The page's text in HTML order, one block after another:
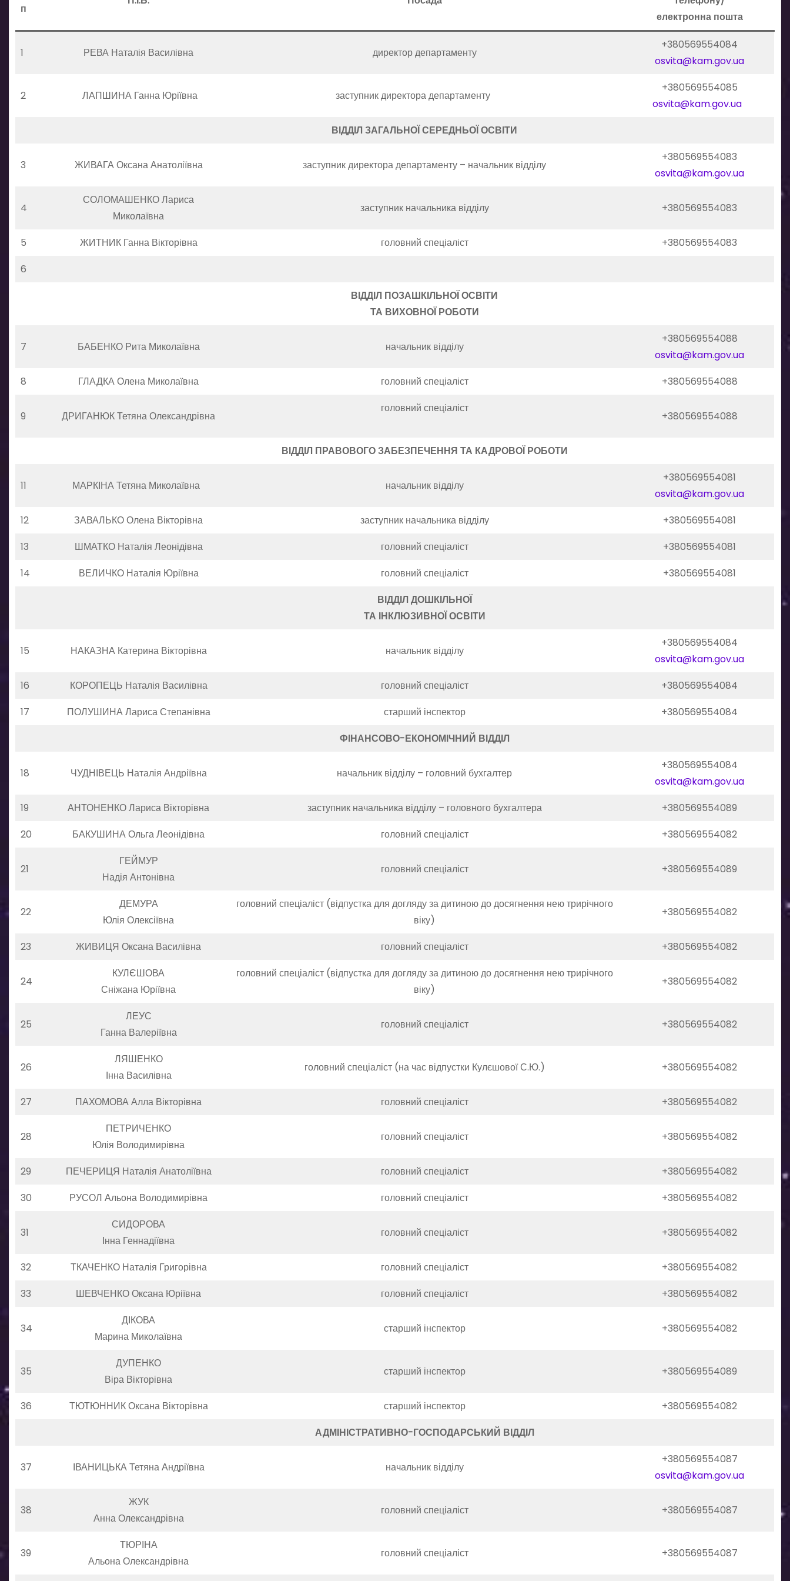
п
електронна пошта
1 РЕВА Наталія Василівна директор департаменту
+380569554084
osvita@kam.gov.ua
2 ЛАПШИНА Ганна Юріївна заступник директора департаменту
+380569554085
osvita@kam.gov.ua
ВІДДІЛ ЗАГАЛЬНОЇ СЕРЕДНЬОЇ ОСВІТИ
3 ЖИВАГА Оксана Анатоліївна заступник директора департаменту – начальник відділу
+380569554083
osvita@kam.gov.ua
4
СОЛОМАШЕНКО Лариса
Миколаївна
заступник начальника відділу +380569554083
5 ЖИТНИК Ганна Вікторівна головний спеціаліст
+380569554083
6
ВІДДІЛ ПОЗАШКІЛЬНОЇ ОСВІТИ
ТА ВИХОВНОЇ РОБОТИ
7 БАБЕНКО Рита Миколаївна начальник відділу
+380569554088
osvita@kam.gov.ua
8
ГЛАДКА Олена Миколаївна головний спеціаліст +380569554088
9 ДРИГАНЮК Тетяна Олександрівна
головний спеціаліст
+380569554088
ВІДДІЛ ПРАВОВОГО ЗАБЕЗПЕЧЕННЯ ТА КАДРОВОЇ РОБОТИ
11 МАРКІНА Тетяна Миколаївна начальник відділу
+380569554081
osvita@kam.gov.ua
12
ЗАВАЛЬКО Олена Вікторівна заступник начальника відділу
+380569554081
13
ШМАТКО Наталія Леонідівна головний спеціаліст
+380569554081
14
ВЕЛИЧКО Наталія Юріївна головний спеціаліст
+380569554081
ВІДДІЛ ДОШКІЛЬНОЇ
ТА ІНКЛЮЗИВНОЇ ОСВІТИ
15 НАКАЗНА Катерина Вікторівна начальник відділу
+380569554084
osvita@kam.gov.ua
16
КОРОПЕЦЬ Наталія Василівна головний спеціаліст
+380569554084
17
ПОЛУШИНА Лариса Степанівна старший інспектор
+380569554084
ФІНАНСОВО-ЕКОНОМІЧНИЙ ВІДДІЛ
18 ЧУДНІВЕЦЬ Наталія Андріївна начальник відділу – головний бухгалтер
+380569554084
osvita@kam.gov.ua
19
АНТОНЕНКО Лариса Вікторівна заступник начальника відділу – головного бухгалтера
+380569554089
20
БАКУШИНА Ольга Леонідівна головний спеціаліст +380569554082
21
ГЕЙМУР
Надія Антонівна
головний спеціаліст +380569554089
22
ДЕМУРА
Юлія Олексіївна
головний спеціаліст (відпустка для догляду за дитиною до досягнення нею трирічного
віку)
+380569554082
23 ЖИВИЦЯ Оксана Василівна головний спеціаліст +380569554082
24
КУЛЄШОВА
Сніжана Юріївна
головний спеціаліст (відпустка для догляду за дитиною до досягнення нею трирічного
віку)
+380569554082
25
ЛЕУС
Ганна Валеріївна
головний спеціаліст +380569554082
26
ЛЯШЕНКО
Інна Василівна
головний спеціаліст (на час відпустки Кулєшової С.Ю.) +380569554082
27 ПАХОМОВА Алла Вікторівна головний спеціаліст +380569554082
28
ПЕТРИЧЕНКО
Юлія Володимирівна
головний спеціаліст +380569554082
29 ПЕЧЕРИЦЯ Наталія Анатоліївна головний спеціаліст
+380569554082
30
РУСОЛ Альона Володимирівна головний спеціаліст +380569554082
31
СИДОРОВА
Інна Геннадіївна
головний спеціаліст +380569554082
32 ТКАЧЕНКО Наталія Григорівна головний спеціаліст
+380569554082
33
ШЕВЧЕНКО Оксана Юріївна головний спеціаліст +380569554082
34
ДІКОВА
Марина Миколаївна
старший інспектор +380569554082
35
ДУПЕНКО
Віра Вікторівна
старший інспектор +380569554089
36 ТЮТЮННИК Оксана Вікторівна старший інспектор
+380569554082
АДМІНІСТРАТИВНО-ГОСПОДАРСЬКИЙ ВІДДІЛ
37 ІВАНИЦЬКА Тетяна Андріївна начальник відділу
+380569554087
osvita@kam.gov.ua
38
ЖУК
Анна Олександрівна
головний спеціаліст +380569554087
39
ТЮРІНА
Альона Олександрівна
головний спеціаліст +380569554087